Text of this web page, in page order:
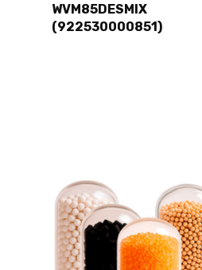
WVM85DESMIX
(922530000851)